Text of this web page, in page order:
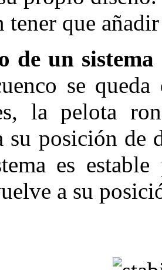
tener que
de un sistema
se
la pelota
su posición de
es
a su